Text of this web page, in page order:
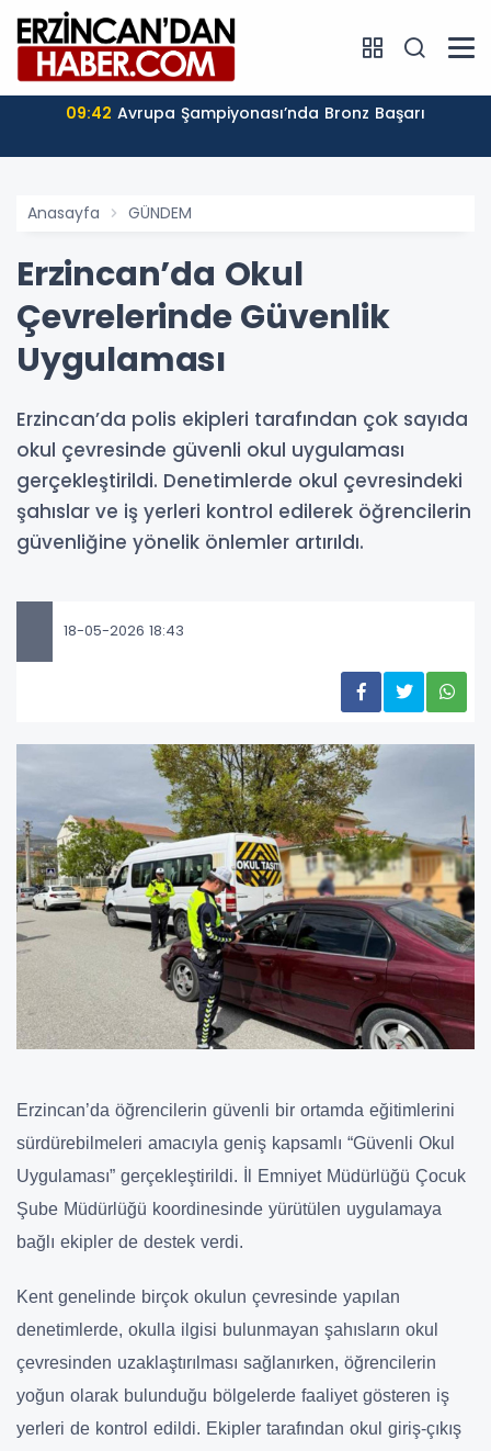
09:42 Avrupa Şampiyonası’nda Bronz Başarı
Anasayfa GÜNDEM
Erzincan’da Okul
Çevrelerinde Güvenlik
Uygulaması
Erzincan’da polis ekipleri tarafından çok sayıda
okul çevresinde güvenli okul uygulaması
gerçekleştirildi. Denetimlerde okul çevresindeki
şahıslar ve iş yerleri kontrol edilerek öğrencilerin
güvenliğine yönelik önlemler artırıldı.
18-05-2026 18:43
Erzincan’da öğrencilerin güvenli bir ortamda eğitimlerini
sürdürebilmeleri amacıyla geniş kapsamlı “Güvenli Okul
Uygulaması” gerçekleştirildi. İl Emniyet Müdürlüğü Çocuk
Şube Müdürlüğü koordinesinde yürütülen uygulamaya
bağlı ekipler de destek verdi.
Kent genelinde birçok okulun çevresinde yapılan
denetimlerde, okulla ilgisi bulunmayan şahısların okul
çevresinden uzaklaştırılması sağlanırken, öğrencilerin
yoğun olarak bulunduğu bölgelerde faaliyet gösteren iş
yerleri de kontrol edildi. Ekipler tarafından okul giriş-çıkış